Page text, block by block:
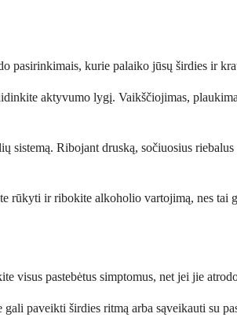
pasirinkimais, kurie palaiko jūsų širdies ir
aktyvumo lygį. Vaikščiojimas,
Ribojant druską, sočiuosius
rūkyti ir ribokite alkoholio vartojimą, nes tai
visus pastebėtus simptomus, net jei jie
paveikti širdies ritmą arba sąveikauti su